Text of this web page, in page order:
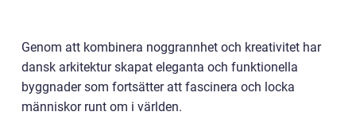
Genom att kombinera noggrannhet och kreativitet har
dansk arkitektur skapat eleganta och funktionella
byggnader som fortsätter att fascinera och locka
människor runt om i världen.